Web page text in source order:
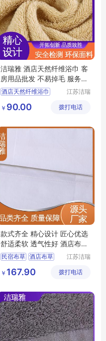
洁瑞雅 酒店天然纤维浴巾 客
房用品批发 不易掉毛 服务优
先 客户至上
酒店天然纤维浴巾
酒店布草 民宿布草
江苏洁瑞
有限公司
￥ 90.00 拨打电话
款式齐全 精心设计 匠心优选
舒适柔软 透气性好 酒店布草
洁瑞雅
民宿布草 酒店布草
宾馆布草
客房布草
江苏洁瑞
有限公司
￥ 167.90 拨打电话